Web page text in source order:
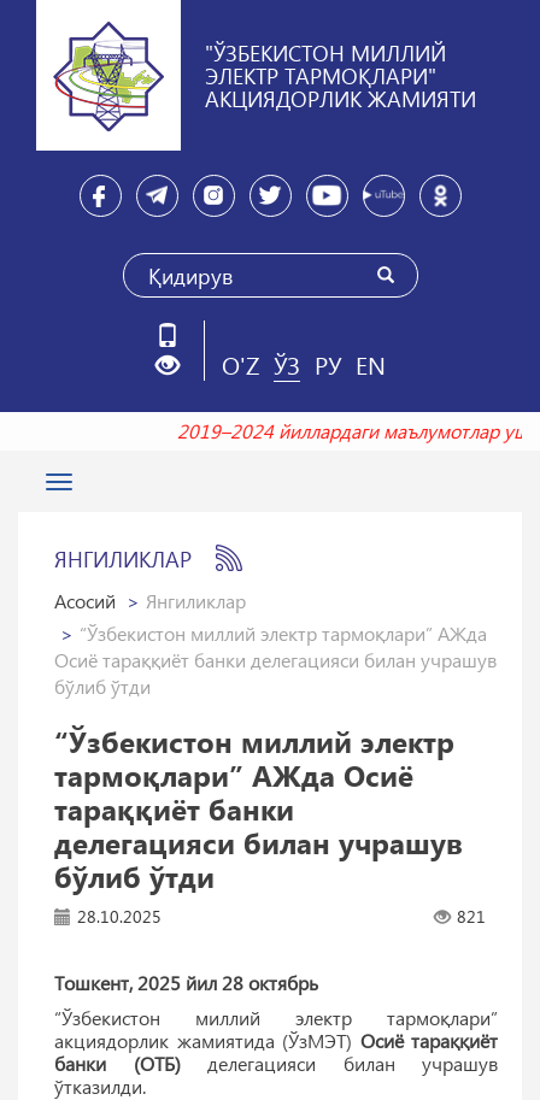
"ЎЗБЕКИСТОН МИЛЛИЙ
ЭЛЕКТР ТАРМОҚЛАРИ"
АКЦИЯДОРЛИК ЖАМИЯТИ
O'Z ЎЗ РУ EN
2019–2024 йиллардаги маълумотлар
Toggle
ЯНГИЛИКЛАР
Асосий
Янгиликлар
“Ўзбекистон миллий электр тармоқлари” АЖда
Осиё тараққиёт банки делегацияси билан учрашув
бўлиб ўтди
“Ўзбекистон миллий электр
тармоқлари” АЖда Осиё
тараққиёт банки
делегацияси билан учрашув
бўлиб ўтди
28.10.2025 821
Тошкент, 2025 йил 28 октябрь
“Ўзбекистон миллий электр тармоқлари”
акциядорлик жамиятида (ЎзМЭТ) Осиё тараққиёт
банки (ОТБ)делегацияси билан учрашув
ўтказилди.